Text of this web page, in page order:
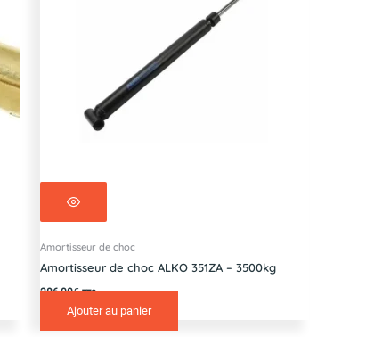
Amortisseur de choc
Amortisseur de choc ALKO 351ZA – 3500kg
286,00€ TTC
Ajouter au panier